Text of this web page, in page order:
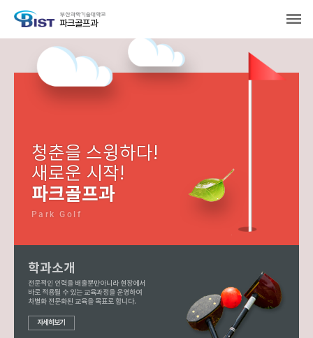
파크골프과
청춘을 스윙하다!
새로운 시작!
파크골프과
Park Golf
학과소개
전문적인 인력을 배출뿐만아니라 현장에서
바로 적용될 수 있는 교육과정을 운영하여
차별화 전문화된 교육을 목표로 합니다.
자세히보기